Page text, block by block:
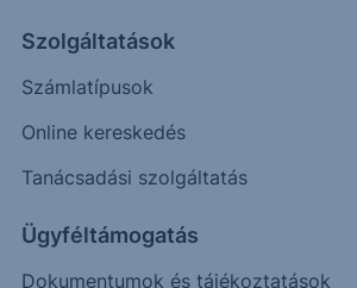
Szolgáltatások
Számlatípusok
Online kereskedés
Tanácsadási szolgáltatás
Ügyféltámogatás
Dokumentumok és tájékoztatások
AGRÁR SAROK